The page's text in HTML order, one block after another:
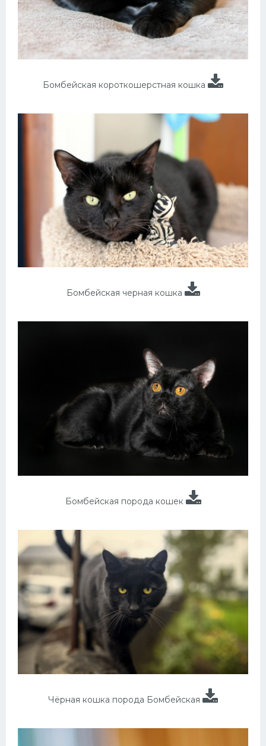
Бомбейская короткошерстная кошка
Бомбейская черная кошка
Бомбейская порода кошек
Чёрная кошка порода Бомбейская